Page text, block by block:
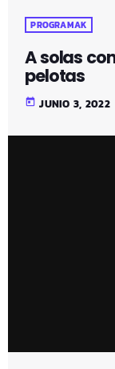
PROGRAMAK
A solas
pelotas
today JUNIO 3, 2022